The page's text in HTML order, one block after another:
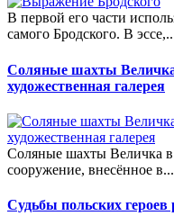
В первой его части
самого Бродского. В
Соляные шахты
художественная галерея
Соляные шахты Величка
сооружение, внесённое в...
Судьбы польских героев